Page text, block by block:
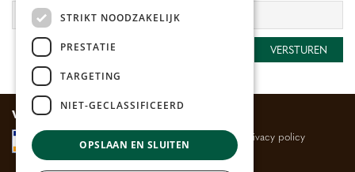
Veilig betalen
Algemene voorwaarden Privacy policy
STRIKT NOODZAKELIJK
PRESTATIE
TARGETING
NIET-GECLASSIFICEERD
OPSLAAN EN SLUITEN